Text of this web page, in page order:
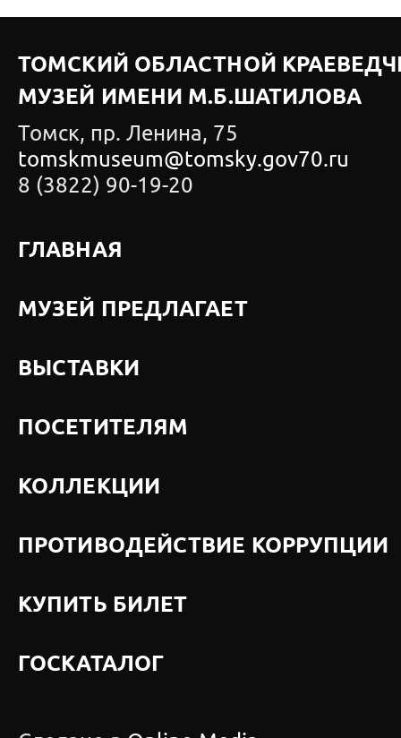
ТОМСКИЙ ОБЛАСТНОЙ
МУЗЕЙ ИМЕНИ М.Б.ШАТИЛОВА
Томск, пр. Ленина, 75
tomskmuseum@tomsky.gov70.ru
8 (3822) 90-19-20
ГЛАВНАЯ
МУЗЕЙ ПРЕДЛАГАЕТ
ВЫСТАВКИ
ПОСЕТИТЕЛЯМ
КОЛЛЕКЦИИ
ПРОТИВОДЕЙСТВИЕ КОРРУПЦИИ
КУПИТЬ БИЛЕТ
ГОСКАТАЛОГ